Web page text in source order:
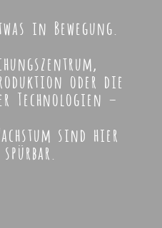
in Bewegung.
oder die
Technologien –
sind hier